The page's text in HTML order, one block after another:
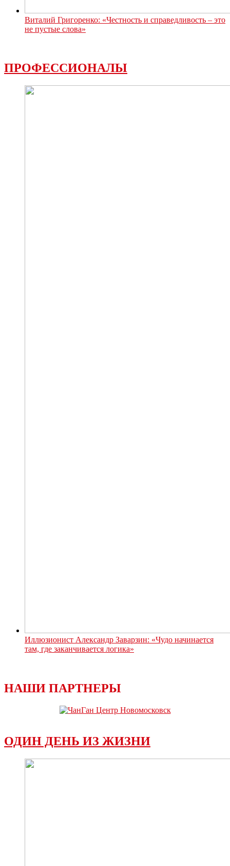
Виталий Григоренко: «Честность и справедливость – это
не пустые слова»
ПРОФЕССИОНАЛЫ
Иллюзионист Александр Заварзин: «Чудо начинается
там, где заканчивается логика»
НАШИ ПАРТНЕРЫ
ОДИН ДЕНЬ ИЗ ЖИЗНИ